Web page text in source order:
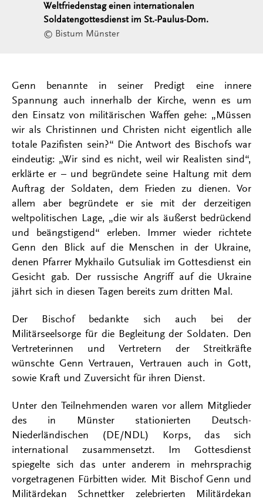
Weltfriedenstag einen internationalen
Soldatengottesdienst im St.-Paulus-Dom.
© Bistum Münster
Genn benannte in seiner Predigt eine innere
Spannung auch innerhalb der Kirche, wenn es um
den Einsatz von militärischen Waffen gehe: „Müssen
wir als Christinnen und Christen nicht eigentlich alle
totale Pazifisten sein?“ Die Antwort des Bischofs war
eindeutig: „Wir sind es nicht, weil wir Realisten sind“,
erklärte er – und begründete seine Haltung mit dem
Auftrag der Soldaten, dem Frieden zu dienen. Vor
allem aber begründete er sie mit der derzeitigen
weltpolitischen Lage, „die wir als äußerst bedrückend
und beängstigend“ erleben. Immer wieder richtete
Genn den Blick auf die Menschen in der Ukraine,
denen Pfarrer Mykhailo Gutsuliak im Gottesdienst ein
Gesicht gab. Der russische Angriff auf die Ukraine
jährt sich in diesen Tagen bereits zum dritten Mal.
Der Bischof bedankte sich auch bei der
Militärseelsorge für die Begleitung der Soldaten. Den
Vertreterinnen und Vertretern der Streitkräfte
wünschte Genn Vertrauen, Vertrauen auch in Gott,
sowie Kraft und Zuversicht für ihren Dienst.
Unter den Teilnehmenden waren vor allem Mitglieder
des in Münster stationierten Deutsch-
Niederländischen (DE/NDL) Korps, das sich
international zusammensetzt. Im Gottesdienst
spiegelte sich das unter anderem in mehrsprachig
vorgetragenen Fürbitten wider. Mit Bischof Genn und
Militärdekan Schnettker zelebrierten Militärdekan